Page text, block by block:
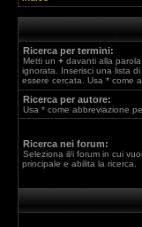
Ricerca per termini:
Metti un + davanti alla
ignorata. Inserisci una lista
essere cercata. Usa * come
Ricerca per autore:
Usa * come abbreviazione
Ricerca nei forum:
Seleziona il/i forum in cui
principale e abilita la ricerca.